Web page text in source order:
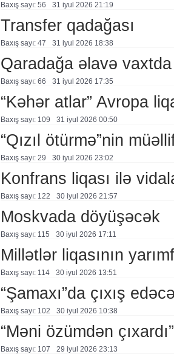
Baxış sayı: 56 31 i̇yul 2026 21:19
Transfer qadağası
Baxış sayı: 47 31 i̇yul 2026 18:38
Qaradağa əlavə
Baxış sayı: 66 31 i̇yul 2026 17:35
“Kəhər atlar” Avropa
Baxış sayı: 109 31 i̇yul 2026 00:50
“Qızıl ötürmə”nin
Baxış sayı: 29 30 i̇yul 2026 23:02
Konfrans liqası ilə
Baxış sayı: 122 30 i̇yul 2026 21:57
Moskvada döyüşəcək
Baxış sayı: 115 30 i̇yul 2026 17:11
Millətlər liqasının
Baxış sayı: 114 30 i̇yul 2026 13:51
“Şamaxı”da çıxış
Baxış sayı: 102 30 i̇yul 2026 10:38
“Məni özümdən çıxardı”
Baxış sayı: 107 29 i̇yul 2026 23:13